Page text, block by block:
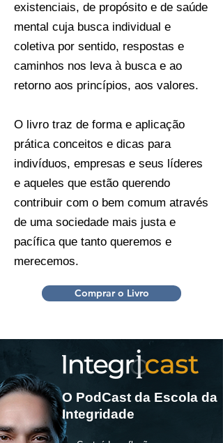
existenciais, de propósito e de saúde
mental cuja busca individual e
coletiva por sentido, respostas e
caminhos nos leva à busca e ao
retorno aos princípios, aos valores.
O livro traz de forma e aplicação
prática conceitos e dicas para
indivíduos, empresas e seus líderes
e aqueles que estão querendo
contribuir com o bem comum através
de uma sociedade mais justa e
pacífica que tanto queremos e
merecemos.
Comprar o Livro
O PodCast da Escola da
Integridade